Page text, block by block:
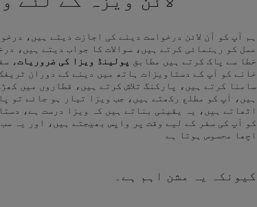
ہم آپ کو آن لائن درخواست دینے کی اجازت دیتے ہیں،
عمل کو رہنمائی کرتے ہیں، سوالات کا جواب دیتے ہیں،
خطا سے پاک کرتے ہیں مطابق
پولینڈ ویزا کی ضروریات،
خانے کو آپ کے دستاویزات ہاتھ میں دینے کے دوران
سامنا کرتے ہیں، پارکنگ تلاش کرتے ہیں، قطاروں میں
ہیں، آپ کو مطلع رکھتے ہیں، جب ویزا تیار ہو جائے تو
اٹھاتے ہیں، یہ یقینی بناتے ہیں کہ ویزا درست ہے،
کو آپ کی سفر کے لیے وقت پر واپس بھیجتے ہیں، اور یہ
اچھا محسوس ہوتا ہے
کیونکہ یہ مشن اہم ہے۔